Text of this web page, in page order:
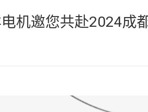
机邀您共赴2024成